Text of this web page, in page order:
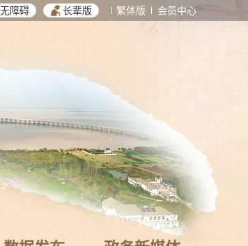
无障碍 长辈版 繁体版 会员中心